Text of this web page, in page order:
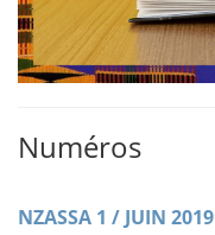
Numéros
NZASSA 1 / JUIN 2019